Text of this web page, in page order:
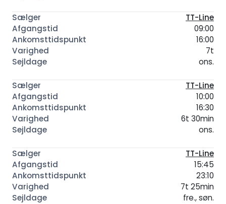
TT-Line
09:00
16:00
7t
ons.
TT-Line
10:00
16:30
6t 30min
ons.
TT-Line
15:45
23:10
7t 25min
fre., søn.